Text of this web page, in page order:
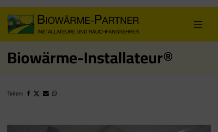
content
Biowärme-Installateur®
Teilen: